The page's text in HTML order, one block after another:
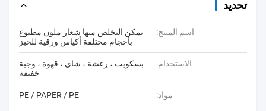
تحديد
اسم المنتج:
يمكن التخلص منها شعار ملون مطبوع
بأحجام مختلفة أكياس ورقية للخبز
الاستخدام:
بسكويت ، رعشة ، شاي ، قهوة ، وجبة
خفيفة
مواد: PE / PAPER / PE